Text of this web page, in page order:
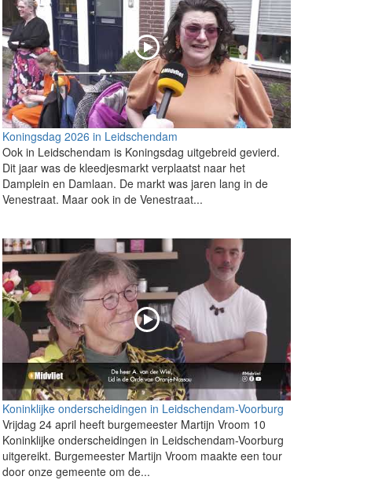
Koningsdag 2026 in Leidschendam
Ook in Leidschendam is Koningsdag uitgebreid gevierd.
Dit jaar was de kleedjesmarkt verplaatst naar het
Damplein en Damlaan. De markt was jaren lang in de
Venestraat. Maar ook in de Venestraat...
Koninklijke onderscheidingen in Leidschendam-Voorburg
Vrijdag 24 april heeft burgemeester Martijn Vroom 10
Koninklijke onderscheidingen in Leidschendam-Voorburg
uitgereikt. Burgemeester Martijn Vroom maakte een tour
door onze gemeente om de...